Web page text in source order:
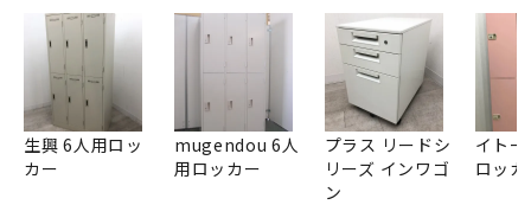
生興 6人用ロッ
カー
mugendou 6人
用ロッカー
プラス リードシ
リーズ インワゴ
ン
イト
ロッ